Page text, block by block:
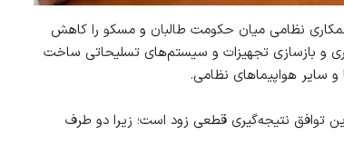
نظامی میان حکومت طالبان و مسکو را کاهش
و بازسازی تجهیزات و سیستم‌های تسلیحاتی ساخت
و سایر هواپیماهای نظامی.
توافق نتیجه‌گیری قطعی زود است؛ زیرا دو طرف